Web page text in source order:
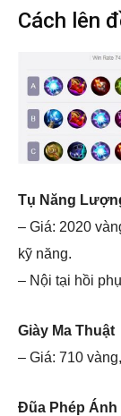
Cách lên
Tụ Năng
– Giá: 2020
kỹ năng.
– Nội tại hồi
Giày Ma Thuật
– Giá: 710
Đũa Phép Ánh